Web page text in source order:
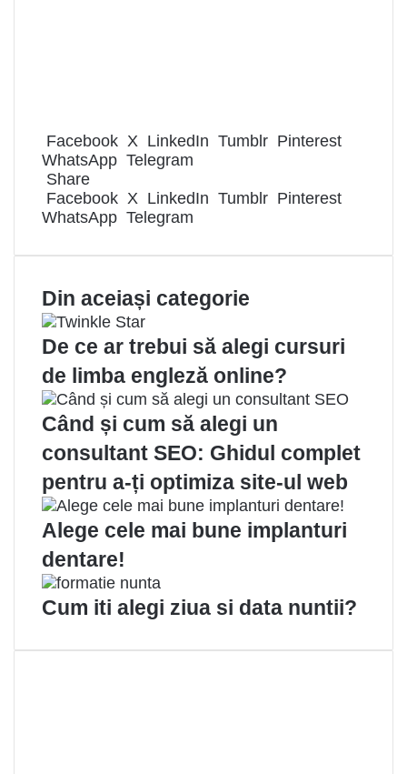
Facebook X LinkedIn Tumblr Pinterest
WhatsApp Telegram
Share
Facebook X LinkedIn Tumblr Pinterest
WhatsApp Telegram
Din aceiași categorie
De ce ar trebui să alegi cursuri
de limba engleză online?
Când și cum să alegi un
consultant SEO: Ghidul complet
pentru a-ți optimiza site-ul web
Alege cele mai bune implanturi
dentare!
Cum iti alegi ziua si data nuntii?